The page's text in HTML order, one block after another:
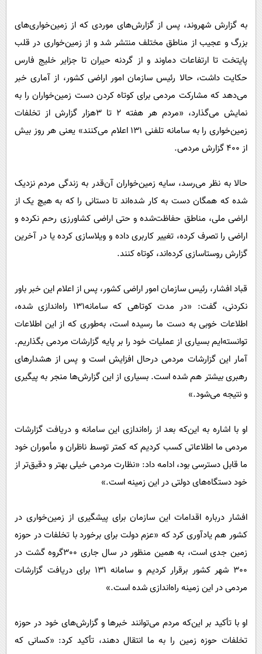
گوناگون
محیط زیست
سلامت
فرهنگی
حیات وحش
سیاست خارجی
آشپزی
به گزارش شهروند، پس از گزارش‌های موردی که از زمین‌خواری‌های
بزرگ و عجیب از مناطق مختلف منتشر شد و از زمین‌خواری در قلب
پایتخت تا ارتفاعات دماوند و از گردنه حیران تا جزایر خلیج فارس
حکایت داشت، حالا رئیس سازمان امور اراضی کشور، از آماری خبر
می‌دهد که مشارکت مردمی برای کوتاه کردن دست زمین‌خواران را به
نمایش می‌گذارد، «مردم هر هفته ٢ تا ٣‌هزار گزارش از تخلفات
زمین‌خواری را به سامانه تلفنی ١٣١ اعلام می‌کنند» یعنی هر روز بیش
از ٤٠٠ گزارش مردمی.
حالا به نظر می‌رسد، سایه زمین‌خواران آن‌قدر به زندگی مردم نزدیک
شده که همگان دست به کار شده‌اند تا دستانی را که به هیچ یک از
اراضی ملی، مناطق حفاظت‌شده و حتی اراضی کشاورزی رحم نکرده‌ و
اراضی را تصرف کرده، تغییر کاربری داده و ویلاسازی کرده یا در آخرین
گزارش روستاسازی کرده‌اند، کوتاه کنند.
قباد افشار، رئیس سازمان امور اراضی کشور، پس از اعلام این خبر باور
نکردنی، گفت: «در مدت کوتاهی که سامانه١٣١ راه‌اندازی شده،
اطلاعات خوبی به دست ما رسیده است، به‌طوری که از این اطلاعات
توانسته‌ایم بسیاری از عملیات خود را بر پایه گزارشات مردمی بگذاریم.
آمار این گزارشات مردمی درحال افزایش است و پس از هشدارهای
رهبری بیشتر هم شده است. بسیاری از این گزارش‌ها منجر به پیگیری
و نتیجه می‌شود.»
او با اشاره به این‌که بعد از راه‌اندازی این سامانه و دریافت گزارشات
مردمی ما اطلاعاتی کسب کردیم که کمتر توسط ناظران و مأموران خود
ما قابل دسترسی بود، ادامه داد: «نظارت مردمی خیلی بهتر و دقیق‌تر از
خود دستگاه‌های دولتی در این زمینه است.»
افشار درباره اقدامات این سازمان برای پیشگیری از زمین‌خواری در
کشور هم یادآوری کرد که «عزم دولت برای برخورد با تخلفات در حوزه
زمین جدی است، به همین منظور در‌ سال جاری ٣٠٠گروه گشت در
٣٠٠ شهر کشور برقرار کردیم و سامانه ١٣١ برای دریافت گزارشات
مردمی در این زمینه راه‌اندازی شده است.»
او با تأکید بر این‌که مردم می‌توانند خبرها و گزارش‌های خود در حوزه
تخلفات حوزه زمین را به ما انتقال دهند، تأکید کرد: «کسانی که